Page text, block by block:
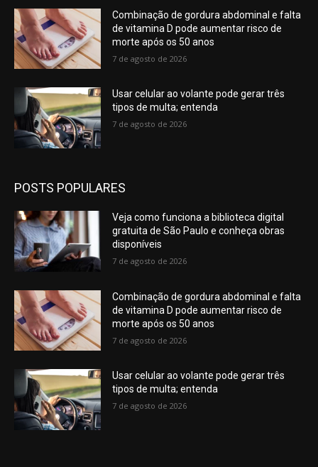
Combinação de gordura abdominal e falta
de vitamina D pode aumentar risco de
morte após os 50 anos
7 de agosto de 2026
Usar celular ao volante pode gerar três
tipos de multa; entenda
7 de agosto de 2026
POSTS POPULARES
Veja como funciona a biblioteca digital
gratuita de São Paulo e conheça obras
disponíveis
7 de agosto de 2026
Combinação de gordura abdominal e falta
de vitamina D pode aumentar risco de
morte após os 50 anos
7 de agosto de 2026
Usar celular ao volante pode gerar três
tipos de multa; entenda
7 de agosto de 2026